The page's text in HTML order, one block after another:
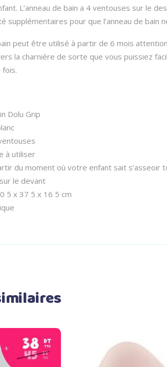
L’anneau de bain a 4 ventouses sur le
supplémentaires pour que l’anneau de bain
peut être utilisé à partir de 6 mois
la charnière de sorte que vous puissiez
fois.
Dolu Grip
à utiliser
du moment où votre enfant sait s’asseoir
le devant
5 x 37 5 x 16 5 cm